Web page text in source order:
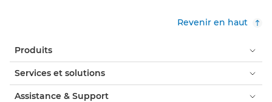
Revenir en haut
Produits
Services et solutions
Assistance & Support